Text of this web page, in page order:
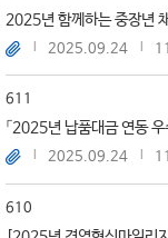
2025년 함께하는 중장년
2025.09.24
611
「2025년 납품대금 연동
2025.09.24
610